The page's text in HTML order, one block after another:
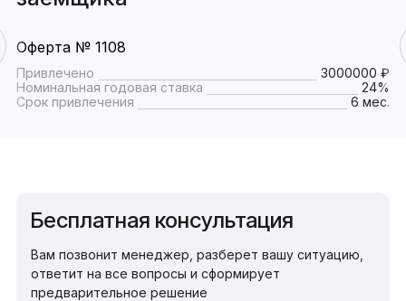
Оферта № 1108
Привлечено
3000000 ₽
Номинальная годовая ставка
24%
Срок привлечения
6 мес.
Бесплатная консультация
Вам позвонит менеджер, разберет вашу ситуацию,
ответит на все вопросы и сформирует
предварительное решение